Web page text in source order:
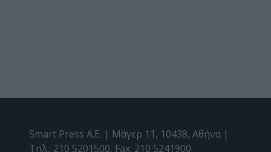
Smart Press A.E. | Μάγερ 11, 10438, Αθήνα |
Τηλ.: 210 5201500, Fax: 210 5241900